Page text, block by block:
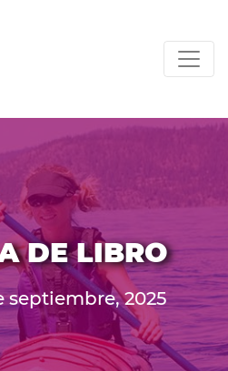
DE LIBRO
septiembre, 2025